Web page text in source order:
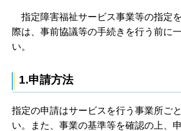
指定障害福祉サービス事業等の指定
際は、事前協議等の手続きを行う前に
い。
1.申請方法
指定の申請はサービスを行う事業所ご
い。また、事業の基準等を確認の上、